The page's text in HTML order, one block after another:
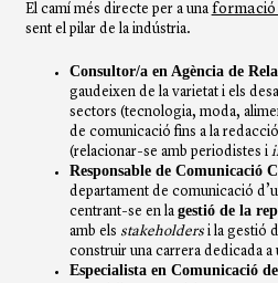
El camí més directe per a una formació
sent el pilar de la indústria.
Consultor/a en Agència de
gaudeixen de la varietat i els
sectors (tecnologia, moda,
de comunicació fins a la
(relacionar-se amb periodistes i
Responsable de Comunicació
departament de comunicació
centrant-se en la gestió de la
amb els stakeholdersi la gestió
construir una carrera dedicada a
Especialista en Comunicació